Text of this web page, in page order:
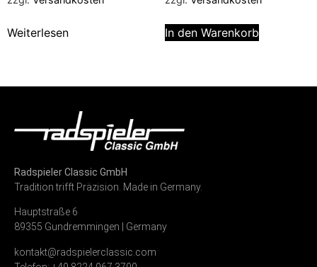
Weiterlesen In den Warenkorb
Radspieler Classic GmbH
Tradition trifft Präzision. Made in Germany.
Hauptstraße 6
89355 Gundremmingen | Germany
kontakt@radspielerclassic.com